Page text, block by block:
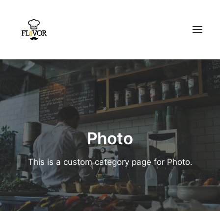
HOME
PODCAST
REZEPTE
EMPFEHLUNGEN
ÜBER UNS
Search
Photo
This is a custom category page for Photo.